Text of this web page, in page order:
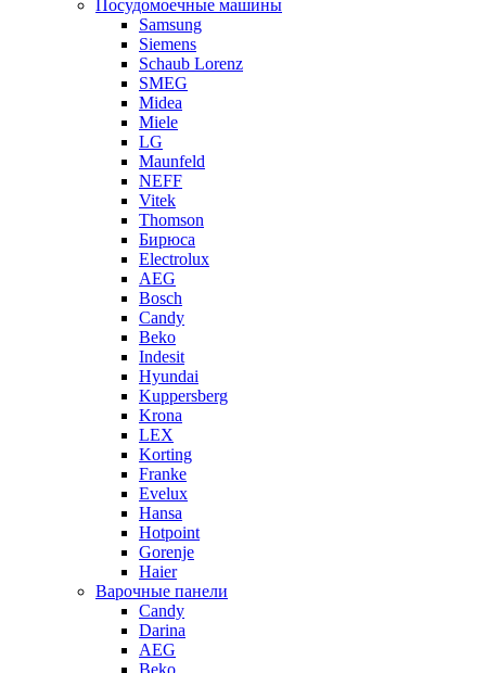
Посудомоечные машины
Samsung
Siemens
Schaub Lorenz
SMEG
Midea
Miele
LG
Maunfeld
NEFF
Vitek
Thomson
Бирюса
Electrolux
AEG
Bosch
Candy
Beko
Indesit
Hyundai
Kuppersberg
Krona
LEX
Korting
Franke
Evelux
Hansa
Hotpoint
Gorenje
Haier
Варочные панели
Candy
Darina
AEG